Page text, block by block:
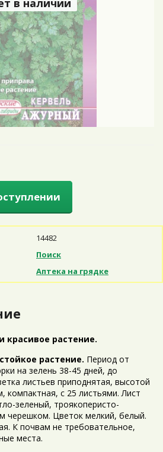
в наличии
14482
Поиск
Аптека на грядке
красивое растение.
растение. Период от
на зелень 38-45 дней, до
листьев приподнятая, высотой
компактная, с 25 листьями. Лист
зеленый, троякоперисто-
черешком. Цветок мелкий, белый.
К почвам не требовательное,
места.